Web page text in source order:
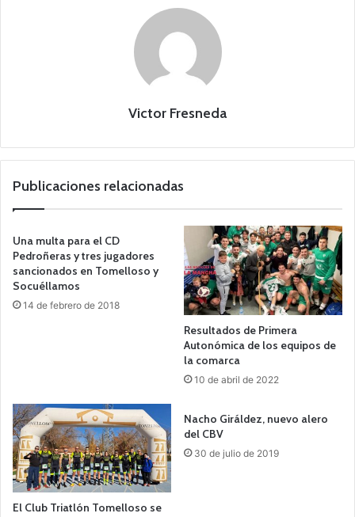
Victor Fresneda
Publicaciones relacionadas
Una multa para el CD
Pedroñeras y tres jugadores
sancionados en Tomelloso y
Socuéllamos
14 de febrero de 2018
Resultados de Primera
Autonómica de los equipos de
la comarca
10 de abril de 2022
El Club Triatlón Tomelloso se
Nacho Giráldez, nuevo alero
del CBV
30 de julio de 2019